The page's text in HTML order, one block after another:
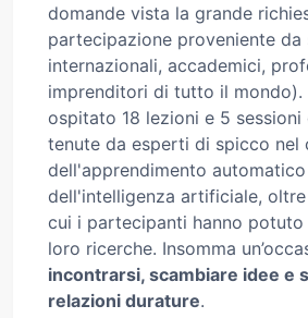
domande vista la grande
partecipazione proveniente da
internazionali, accademici,
imprenditori di tutto il mondo).
ospitato 18 lezioni e 5
tenute da esperti di spicco nel
dell'apprendimento
dell'intelligenza artificiale, oltre
cui i partecipanti hanno potuto
loro ricerche. Insomma
incontrarsi, scambiare idee e
relazioni durature.